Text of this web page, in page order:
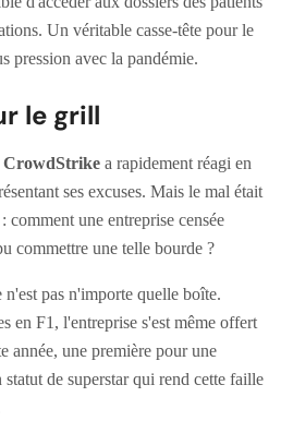
Un véritable casse-tête pour le
pression avec la pandémie.
le grill
CrowdStrike a rapidement réagi en
ses excuses. Mais le mal était
comment une entreprise censée
commettre une telle bourde ?
pas n'importe quelle boîte.
en F1, l'entreprise s'est même offert
année, une première pour une
de superstar qui rend cette faille